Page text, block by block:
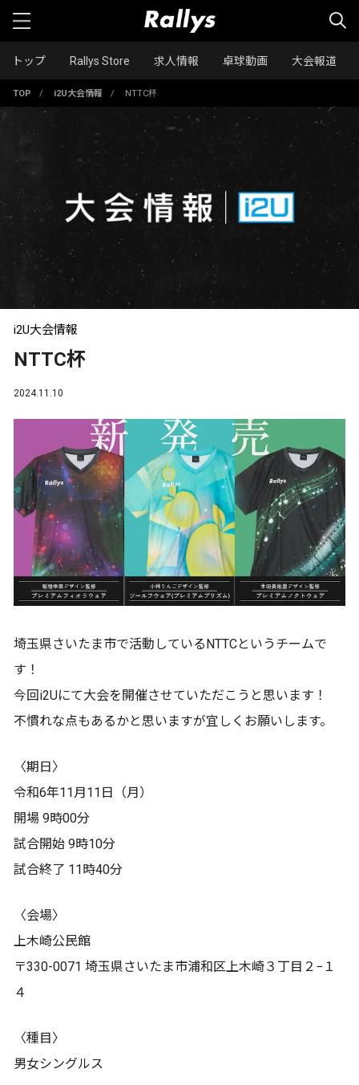
トップ Rallys Store 求人情報 卓球動画 大会報道
TOP / i2U大会情報 / NTTC杯
i2U大会情報
NTTC杯
2024.11.10
埼玉県さいたま市で活動しているNTTCというチームで
す！
今回i2Uにて大会を開催させていただこうと思います！
不慣れな点もあるかと思いますが宜しくお願いします。
〈期日〉
令和6年11月11日（月）
開場 9時00分
試合開始 9時10分
試合終了 11時40分
〈会場〉
上木崎公民館
〒330-0071 埼玉県さいたま市浦和区上木崎３丁目２−１
４
〈種目〉
男女シングルス